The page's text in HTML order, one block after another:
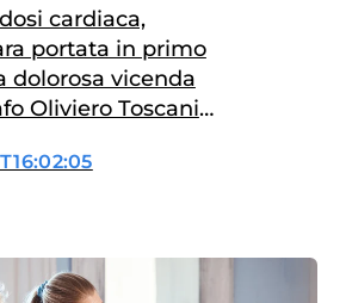
cardiaca,
portata in primo
dolorosa vicenda
Oliviero Toscani
un “position paper”
il vero,
è stata scelta e